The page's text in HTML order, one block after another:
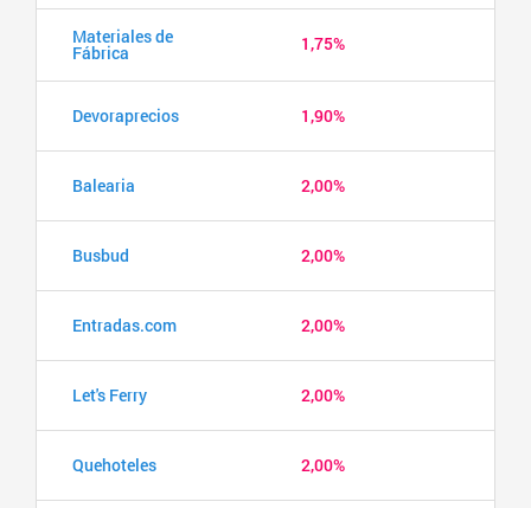
Materiales de
Fábrica 1,75%
Devoraprecios 1,90%
Balearia 2,00%
Busbud 2,00%
Entradas.com 2,00%
Let's Ferry 2,00%
Quehoteles 2,00%